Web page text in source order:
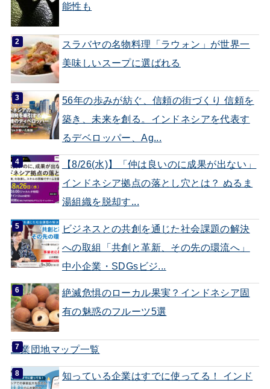
能性も
スラバヤの名物料理「ラウォン」が世界一
美味しいスープに選ばれる
56年の歩みが紡ぐ、信頼の街づくり 信頼を
築き、未来を創る。インドネシアを代表す
るデベロッパー、Ag...
【8/26(水)】「仲は良いのに成果が出ない」
インドネシア拠点の落とし穴とは？ ぬるま
湯組織を脱却す...
ビジネスとの共創を通じた社会課題の解決
への取組「共創と革新、その先の環流へ」
中小企業・SDGsビジ...
絶滅危惧のローカル果実？インドネシア固
有の魅惑のフルーツ5選
工業団地マップ一覧
知っている企業はすでに使ってる！ インド